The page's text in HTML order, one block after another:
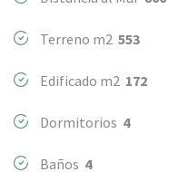
Terreno m2 553
Edificado m2 172
Dormitorios 4
Baños 4